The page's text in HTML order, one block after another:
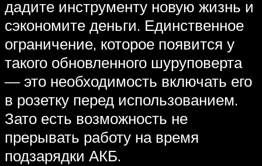
дадите инструменту новую жизнь и
сэкономите деньги. Единственное
ограничение, которое появится у
такого обновленного шуруповерта
— это необходимость включать его
в розетку перед использованием.
Зато есть возможность не
прерывать работу на время
подзарядки АКБ.